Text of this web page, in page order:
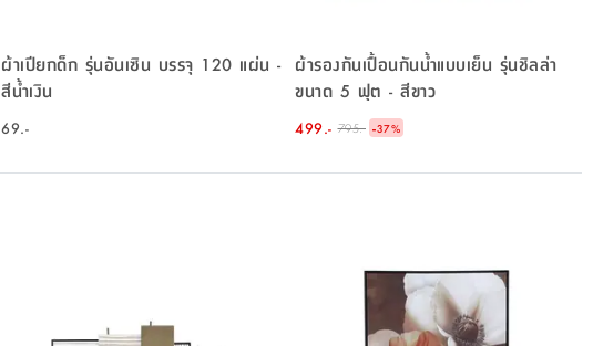
ผ้าเปียกด็ก รุ่นอันเซิน บรรจุ 120 แผ่น -
สีน้ำเงิน
69.-
ผ้ารองกันเปื้อนกันน้ำแบบเย็น รุ่นชิลล่า
ขนาด 5 ฟุต - สีขาว
499.- 795.- -37%